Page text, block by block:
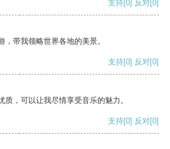
支持[0] 反对[0]
，带我领略世界各地的美景。
支持[0] 反对[0]
质，可以让我尽情享受音乐的魅力。
支持[0] 反对[0]